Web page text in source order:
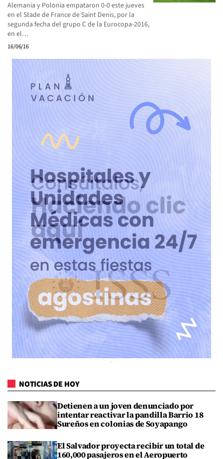
Alemania y Polonia empataron 0-0 este jueves
en el Stade de France de Saint Denis, por la
segunda fecha del grupo C de la Eurocopa-2016,
en el…
16/06/16
NOTICIAS DE HOY
Detienen a un joven denunciado por
intentar reactivar la pandilla Barrio 18
Sureños en colonias de Soyapango
El Salvador proyecta recibir un total de
160,000 pasajeros en el Aeropuerto